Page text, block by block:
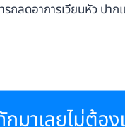
รถลดอาการเวียนหัว ป